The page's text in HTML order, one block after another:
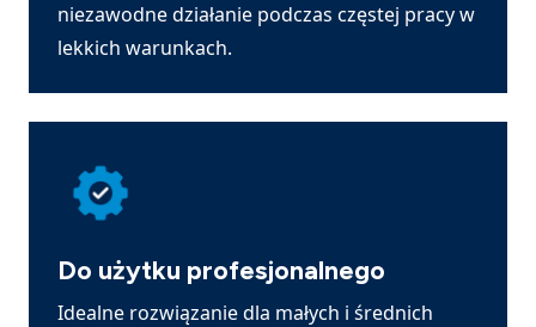
niezawodne działanie podczas częstej pracy w
lekkich warunkach.
Do użytku profesjonalnego
Idealne rozwiązanie dla małych i średnich